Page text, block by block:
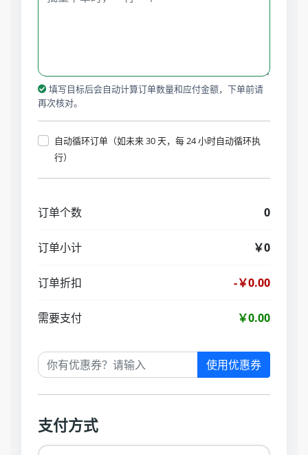
填写目标后会自动计算订单数量和应付金额，下单前请
再次核对。
自动循环订单（如未来 30 天，每 24 小时自动循环执
行）
订单个数 0
订单小计 ￥0
订单折扣 -￥0.00
需要支付 ￥0.00
使用优惠券
支付方式